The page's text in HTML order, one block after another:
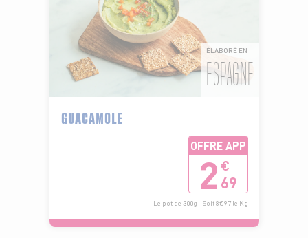
ÉLABORÉ EN
ESPAGNE
GUACAMOLE
OFFRE APP
2 €
69
Le pot de 300g - Soit 8€97 le Kg